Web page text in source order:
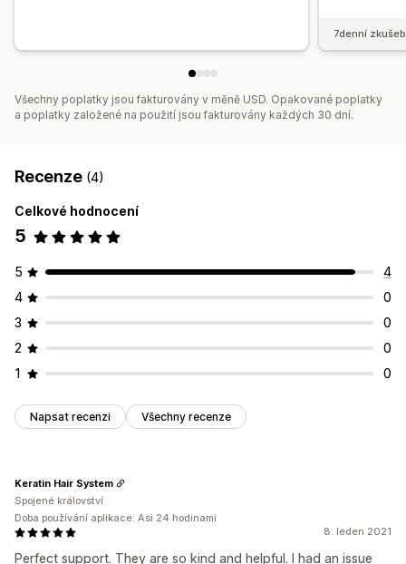
7denní
Všechny poplatky jsou fakturovány v měně USD. Opakované poplatky
a poplatky založené na použití jsou fakturovány každých 30 dní.
Recenze (4)
Celkové hodnocení
5
5
4
4
0
3
0
2
0
1
0
Napsat recenzi Všechny recenze
8. leden 2021
Perfect support. They are so kind and helpful. I had an issue
Keratin Hair System
Spojené království
Doba používání aplikace: Asi 24 hodinami